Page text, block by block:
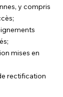
y compris
mises en
rectification